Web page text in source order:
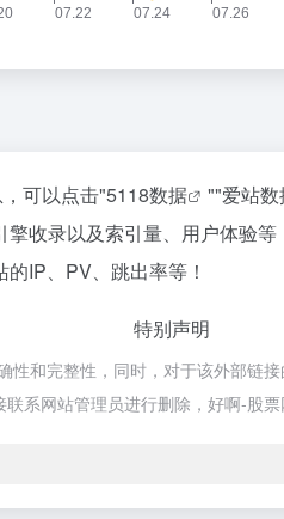
可以点击"5118数据 ""爱站数
收录以及索引量、用户体验
IP、PV、跳出率等！
特别声明
和完整性，同时，对于该外部链
系网站管理员进行删除，好啊-股票